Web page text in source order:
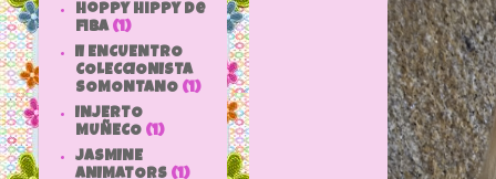
hoppy hippy de
fiba (1)
II ENCUENTRO
COLECCIONISTA
SOMONTANO (1)
INJERTO
MUÑECO (1)
JASMINE
ANIMATORS (1)